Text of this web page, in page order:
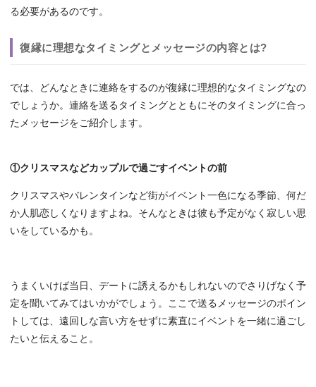
る必要があるのです。
復縁に理想なタイミングとメッセージの内容とは?
では、どんなときに連絡をするのが復縁に理想的なタイミングなの
でしょうか。連絡を送るタイミングとともにそのタイミングに合っ
たメッセージをご紹介します。
①クリスマスなどカップルで過ごすイベントの前
クリスマスやバレンタインなど街がイベント一色になる季節、何だ
か人肌恋しくなりますよね。そんなときは彼も予定がなく寂しい思
いをしているかも。
うまくいけば当日、デートに誘えるかもしれないのでさりげなく予
定を聞いてみてはいかがでしょう。ここで送るメッセージのポイン
トしては、遠回しな言い方をせずに素直にイベントを一緒に過ごし
たいと伝えること。